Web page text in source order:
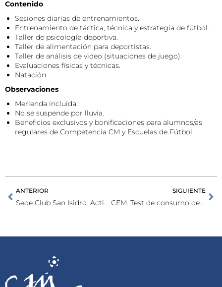
Contenido
Sesiones diarias de entrenamientos.
Entrenamiento de táctica, técnica y estrategia de fútbol.
Taller de psicología deportiva.
Taller de alimentación para deportistas.
Taller de análisis de video (situaciones de juego).
Evaluaciones físicas y técnicas.
Natación
Observaciones
Merienda incluida.
No se suspende por lluvia.
Beneficios exclusivos y bonificaciones para alumnos/as
regulares de Competencia CM y Escuelas de Fútbol.
ANTERIOR
Sede Club San Isidro. Actividades de verano
SIGUIENTE
CEM. Test de consumo de oxígeno